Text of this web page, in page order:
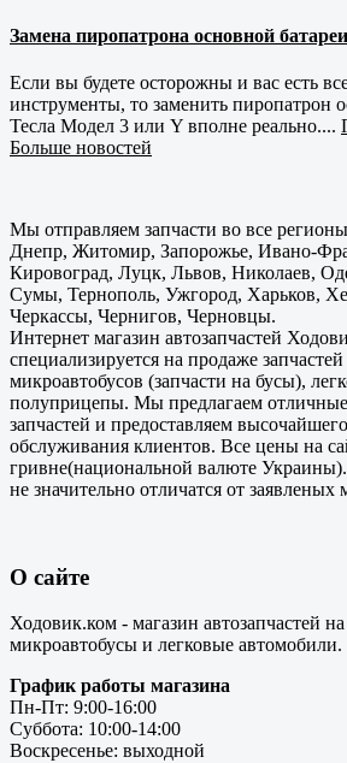
Замена пиропатрона основной
Если вы будете осторожны и вас есть
инструменты, то заменить пиропатрон
Тесла Модел 3 или Y вполне реально....
Больше новостей
Мы отправляем запчасти во все
Днепр, Житомир, Запорожье, Ивано-
Кировоград, Луцк, Львов, Николаев,
Сумы, Тернополь, Ужгород, Харьков,
Черкассы, Чернигов, Черновцы.
Интернет магазин автозапчастей
специализируется на продаже
микроавтобусов (запчасти на бусы),
полуприцепы. Мы предлагаем
запчастей и предоставляем
обслуживания клиентов. Все цены на
гривне(национальной валюте
не значительно отличатся от заявленых
О сайте
Ходовик.ком - магазин автозапчастей
микроавтобусы и легковые автомобили.
График работы магазина
Пн-Пт: 9:00-16:00
Суббота: 10:00-14:00
Воскресенье: выходной